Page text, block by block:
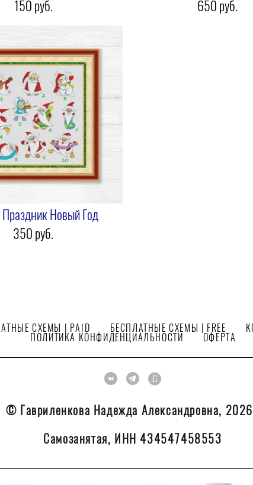
150 pуб.
650 pуб.
Праздник Новый Год
350 pуб.
СХЕМЫ | PAID БЕСПЛАТНЫЕ СХЕМЫ | FREE
ПОЛИТИКА КОНФИДЕНЦИАЛЬНОСТИ
ОФЕРТА
© Гавриленкова Надежда Александровна,
Самозанятая, ИНН 434547458553